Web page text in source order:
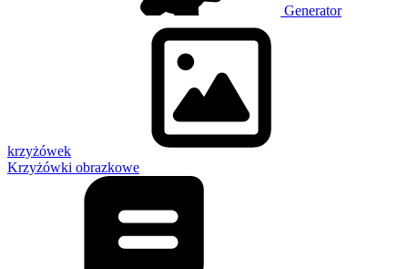
Generator
krzyżówek
Krzyżówki obrazkowe